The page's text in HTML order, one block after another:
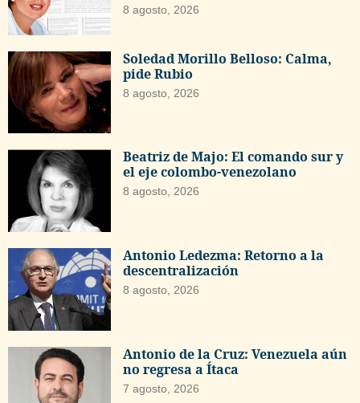
8 agosto, 2026
Soledad Morillo Belloso: Calma,
pide Rubio
8 agosto, 2026
Beatriz de Majo: El comando sur y
el eje colombo-venezolano
8 agosto, 2026
Antonio Ledezma: Retorno a la
descentralización
8 agosto, 2026
Antonio de la Cruz: Venezuela aún
no regresa a Ítaca
7 agosto, 2026